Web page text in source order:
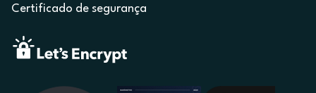
Certificado de segurança